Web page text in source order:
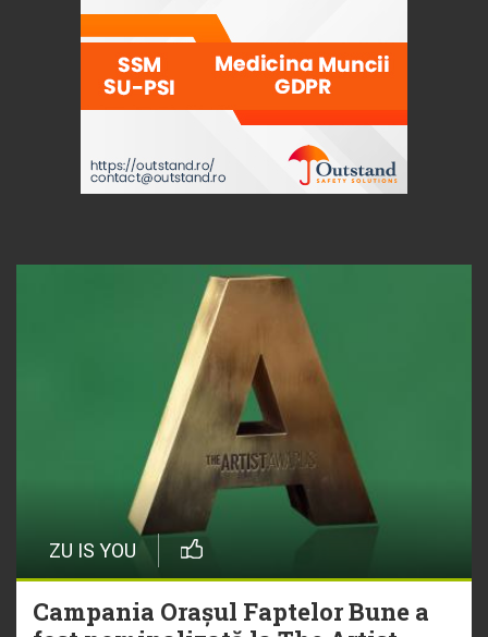
ZU IS YOU
Campania Orașul Faptelor Bune a